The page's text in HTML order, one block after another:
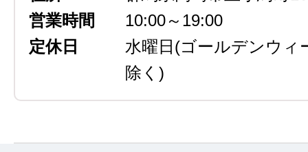
営業時間
10:00～19:00
定休日
水曜日 (ゴールデンウィ
除く)